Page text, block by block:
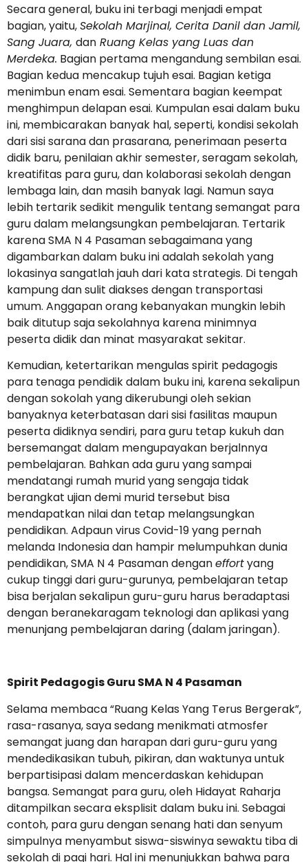
Secara general, buku ini terbagi menjadi empat
bagian, yaitu,Sekolah Marjinal, Cerita Danil dan Jamil,
Sang Juara, dan Ruang Kelas yang Luas dan
Merdeka. Bagian pertama mengandung sembilan esai.
Bagian kedua mencakup tujuh esai. Bagian ketiga
menimbun enam esai. Sementara bagian keempat
menghimpun delapan esai. Kumpulan esai dalam buku
ini, membicarakan banyak hal, seperti, kondisi sekolah
dari sisi sarana dan prasarana, penerimaan peserta
didik baru, penilaian akhir semester, seragam sekolah,
kreatifitas para guru, dan kolaborasi sekolah dengan
lembaga lain, dan masih banyak lagi. Namun saya
lebih tertarik sedikit mengulik tentang semangat para
guru dalam melangsungkan pembelajaran. Tertarik
karena SMA N 4 Pasaman sebagaimana yang
digambarkan dalam buku ini adalah sekolah yang
lokasinya sangatlah jauh dari kata strategis. Di tengah
kampung dan sulit diakses dengan transportasi
umum. Anggapan orang kebanyakan mungkin lebih
baik ditutup saja sekolahnya karena minimnya
peserta didik dan minat masyarakat sekitar.
Kemudian, ketertarikan mengulas spirit pedagogis
para tenaga pendidik dalam buku ini, karena sekalipun
dengan sokolah yang dikerubungi oleh sekian
banyaknya keterbatasan dari sisi fasilitas maupun
peserta didiknya sendiri, para guru tetap kukuh dan
bersemangat dalam mengupayakan berjalnnya
pembelajaran. Bahkan ada guru yang sampai
mendatangi rumah murid yang sengaja tidak
berangkat ujian demi murid tersebut bisa
mendapatkan nilai dan tetap melangsungkan
pendidikan. Adpaun virus Covid-19 yang pernah
melanda Indonesia dan hampir melumpuhkan dunia
pendidikan, SMA N 4 Pasaman denganeffortyang
cukup tinggi dari guru-gurunya, pembelajaran tetap
bisa berjalan sekalipun guru-guru harus beradaptasi
dengan beranekaragam teknologi dan aplikasi yang
menunjang pembelajaran daring (dalam jaringan).
Spirit Pedagogis Guru SMA N 4 Pasaman
Selama membaca “Ruang Kelas Yang Terus Bergerak”,
rasa-rasanya, saya sedang menikmati atmosfer
semangat juang dan harapan dari guru-guru yang
mendedikasikan tubuh, pikiran, dan waktunya untuk
berpartisipasi dalam mencerdaskan kehidupan
bangsa. Semangat para guru, oleh Hidayat Raharja
ditampilkan secara eksplisit dalam buku ini. Sebagai
contoh, para guru dengan senang hati dan senyum
simpulnya menyambut siswa-siswinya sewaktu tiba di
sekolah di pagi hari. Hal ini menunjukkan bahwa para